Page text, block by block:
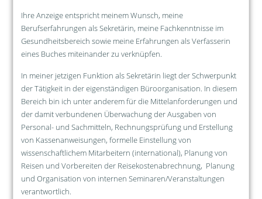
Ihre Anzeige entspricht meinem Wunsch, meine
Berufserfahrungen als Sekretärin, meine Fachkenntnisse im
Gesundheitsbereich sowie meine Erfahrungen als Verfasserin
eines Buches miteinander zu verknüpfen.
In meiner jetzigen Funktion als Sekretärin liegt der Schwerpunkt
der Tätigkeit in der eigenständigen Büroorganisation. In diesem
Bereich bin ich unter anderem für die Mittelanforderungen und
der damit verbundenen Überwachung der Ausgaben von
Personal- und Sachmitteln, Rechnungsprüfung und Erstellung
von Kassenanweisungen, formelle Einstellung von
wissenschaftlichem Mitarbeitern (international), Planung von
Reisen und Vorbereiten der Reisekostenabrechnung, Planung
und Organisation von internen Seminaren/Veranstaltungen
verantwortlich.